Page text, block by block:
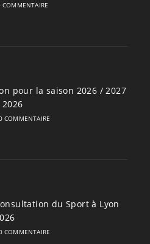
COMMENTAIRE
pour la saison 2026 / 2027
COMMENTAIRE
du Sport à Lyon
COMMENTAIRE